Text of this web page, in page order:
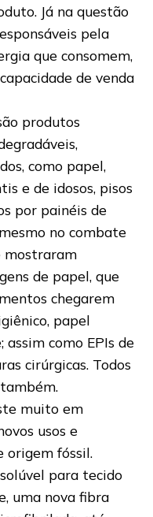
Já na questão
pela
que consomem,
de venda
produtos
como papel,
e de idosos, pisos
por painéis de
no combate
mostraram
de papel, que
chegarem
papel
como EPIs de
cirúrgicas. Todos
muito em
usos e
origem fóssil.
para tecido
uma nova fibra